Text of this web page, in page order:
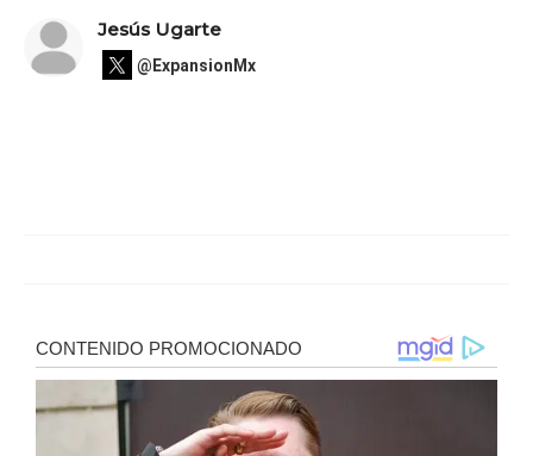
Jesús Ugarte
@ExpansionMx